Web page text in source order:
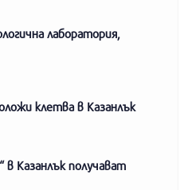
лаборатория,
клетва в Казанлък
Казанлък получават